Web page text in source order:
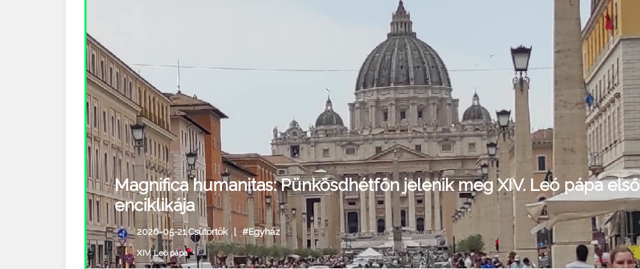
Magnifica humanitas: Pünkösdhétfőn jelenik meg XIV. Leó pápa első
enciklikája
2026-05-21 Csütörtök |#Egyház
XIV. Leó pápa•